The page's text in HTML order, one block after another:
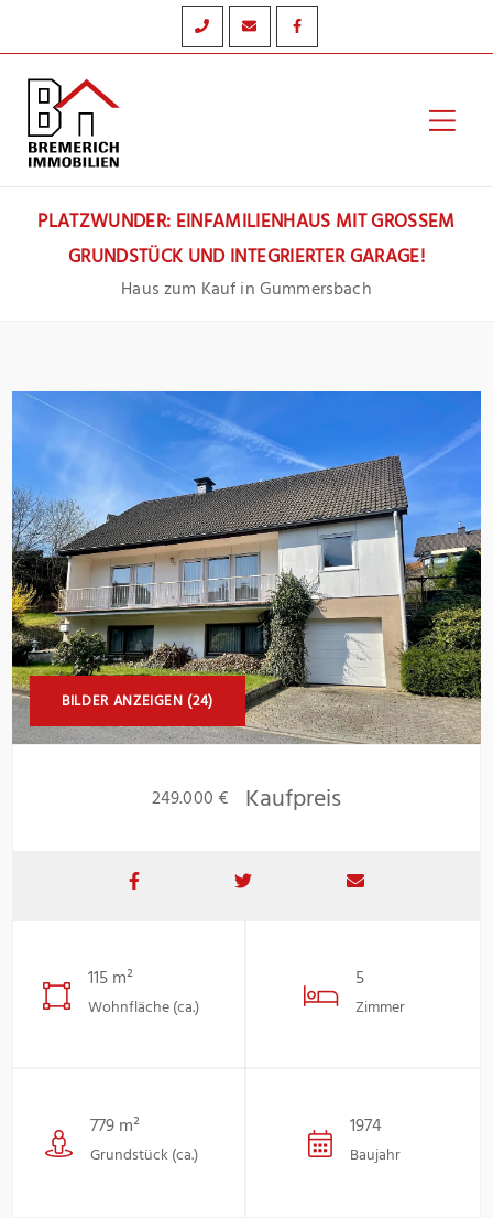
Inhalt
springen
PLATZWUNDER: EINFAMILIENHAUS MIT GROSSEM G
RUNDSTÜCK UND INTEGRIERTER GARAGE!
Haus zum Kauf in Gummersbach
BILDER ANZEIGEN (24)
249.000 € Kaufpreis
115 m²
Wohnfläche (ca.)
5
Zimmer
779 m²
Grundstück (ca.)
1974
Baujahr